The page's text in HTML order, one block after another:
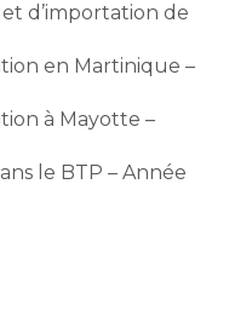
d’importation de
en Martinique –
à Mayotte –
le BTP – Année